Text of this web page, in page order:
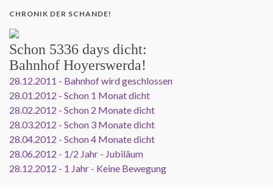
CHRONIK DER SCHANDE!
Schon 5336 days dicht:
Bahnhof Hoyerswerda!
28.12.2011 - Bahnhof wird geschlossen
28.01.2012 - Schon 1 Monat dicht
28.02.2012 - Schon 2 Monate dicht
28.03.2012 - Schon 3 Monate dicht
28.04.2012 - Schon 4 Monate dicht
28.06.2012 - 1/2 Jahr - Jubiläum
28.12.2012 - 1 Jahr - Keine Bewegung